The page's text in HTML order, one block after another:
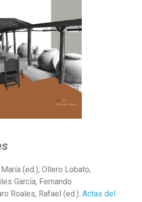
(ed.); Ollero Lobato,
García, Fernando
Roales, Rafael (ed.). Actas del